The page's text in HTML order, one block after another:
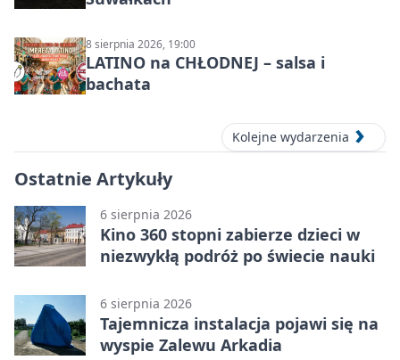
8 sierpnia 2026, 19:00
LATINO na CHŁODNEJ – salsa i
bachata
Kolejne wydarzenia
Ostatnie Artykuły
6 sierpnia 2026
Kino 360 stopni zabierze dzieci w
niezwykłą podróż po świecie nauki
6 sierpnia 2026
Tajemnicza instalacja pojawi się na
wyspie Zalewu Arkadia